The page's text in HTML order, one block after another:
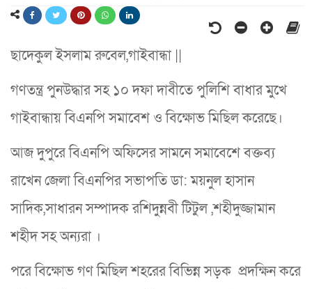
ছাদেকুল ইসলাম রুবেল,গাইবান্ধা ||
গণতন্ত্র পুনউদ্ধার সহ ১০ দফা দাবীতে পুলিশি বাধার মুখে
গাইবান্ধায় বিএনপি সমাবেশ ও বিক্ষোভ মিছিল করেছে।
আজ দুপুরে বিএনপি অফিসের সামনে সমাবেশে বক্তব্য
রাখেন জেলা বিএনপির সভাপতি ডা: ময়নুল হাসান
সাদিক,সাধারন সম্পাদক রশিদুন্নবী টিটুল ,শহীদুজ্জামান
শহীদ সহ অন্যরা ।
পরে বিক্ষোভ গণ মিছিল শহরের বিভিন্ন সড়ক প্রদক্ষিন করে